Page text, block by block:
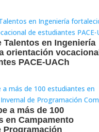
Talentos en Ingeniería
orientación vocacional
PACE-UACh
a más de 100
en Campamento
Programación